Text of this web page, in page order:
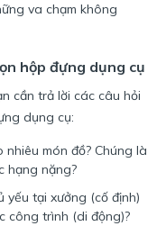
va chạm không
hộp đựng dụng cụ
cần trả lời các câu hỏi
dụng cụ:
nhiêu món đồ? Chúng là
hạng nặng?
yếu tại xưởng (cố định)
công trình (di động)?